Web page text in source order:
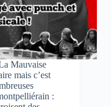
Mauvaise
mais c’est
: